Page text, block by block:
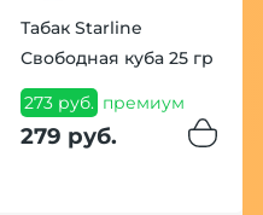
Табак Starline
Свободная куба 25 гр
273 руб. премиум
279 руб.